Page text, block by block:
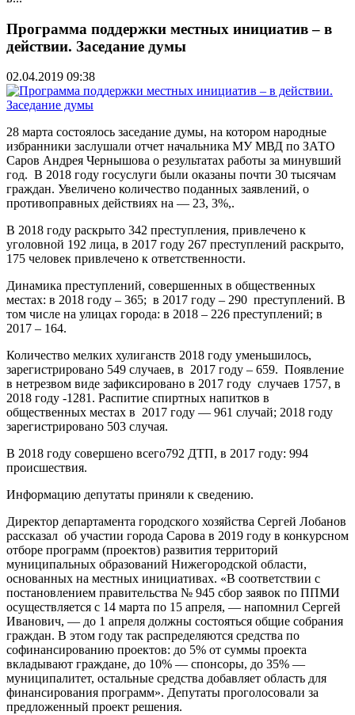
Программа поддержки местных инициатив – в
действии. Заседание думы
02.04.2019 09:38
28 марта состоялось заседание думы, на котором народные
избранники заслушали отчет начальника МУ МВД по ЗАТО
Саров Андрея Чернышова о результатах работы за минувший
год. В 2018 году госуслуги были оказаны почти 30 тысячам
граждан. Увеличено количество поданных заявлений, о
противоправных действиях на — 23, 3%,.
В 2018 году раскрыто 342 преступления, привлечено к
уголовной 192 лица, в 2017 году 267 преступлений раскрыто,
175 человек привлечено к ответственности.
Динамика преступлений, совершенных в общественных
местах: в 2018 году – 365; в 2017 году – 290 преступлений. В
том числе на улицах города: в 2018 – 226 преступлений; в
2017 – 164.
Количество мелких хулиганств 2018 году уменьшилось,
зарегистрировано 549 случаев, в 2017 году – 659. Появление
в нетрезвом виде зафиксировано в 2017 году случаев 1757, в
2018 году -1281. Распитие спиртных напитков в
общественных местах в 2017 году — 961 случай; 2018 году
зарегистрировано 503 случая.
В 2018 году совершено всего792 ДТП, в 2017 году: 994
происшествия.
Информацию депутаты приняли к сведению.
Директор департамента городского хозяйства Сергей Лобанов
рассказал об участии города Сарова в 2019 году в конкурсном
отборе программ (проектов) развития территорий
муниципальных образований Нижегородской области,
основанных на местных инициативах. «В соответствии с
постановлением правительства № 945 сбор заявок по ППМИ
осуществляется с 14 марта по 15 апреля, — напомнил Сергей
Иванович, — до 1 апреля должны состояться общие собрания
граждан. В этом году так распределяются средства по
софинансированию проектов: до 5% от суммы проекта
вкладывают граждане, до 10% — спонсоры, до 35% —
муниципалитет, остальные средства добавляет область для
финансирования программ». Депутаты проголосовали за
предложенный проект решения.